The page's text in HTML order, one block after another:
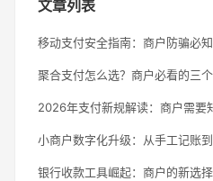
文章列表
移动支付安全指南：商户防骗必
聚合支付怎么选？商户必看的三
2026年支付新规解读：商户需要
小商户数字化升级：从手工记账
银行收款工具崛起：商户的新选择